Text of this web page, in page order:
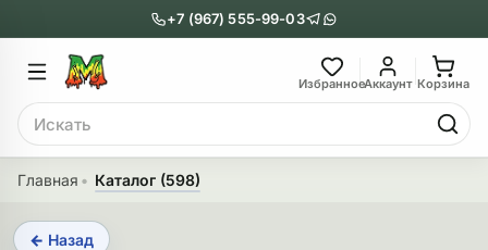
+7 (967) 555-99-03
ИзбранноеАккаунт Корзина
Поиск
Главное меню Главное
Трубки
Главная Каталог (598)
← Назад